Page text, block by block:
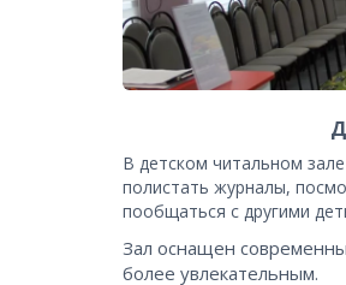
В детском читальном
полистать журналы,
пообщаться с другими
Зал оснащен
более увлекательным.